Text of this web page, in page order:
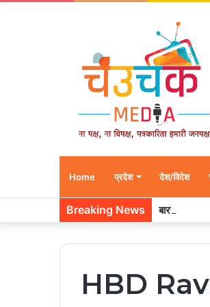
Home प्रदेश देश/विदेश
Breaking News बारनवापारा
HBD